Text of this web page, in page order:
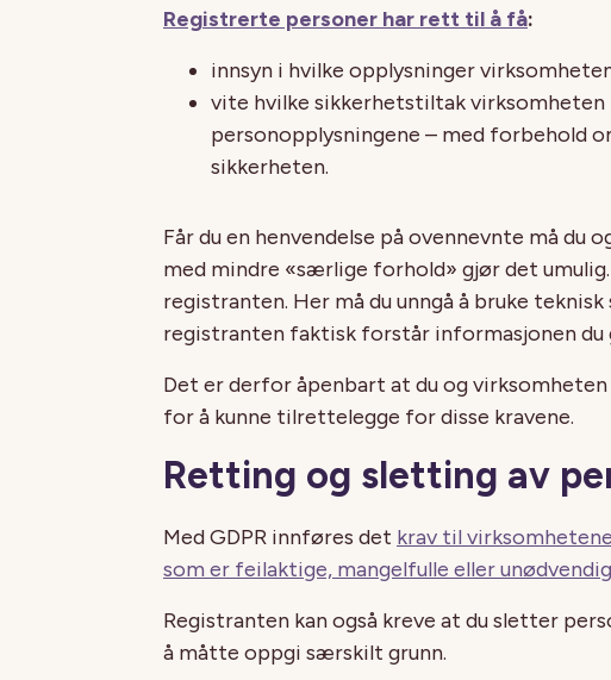
Registrerte personer har rett til å få:
innsyn i hvilke opplysninger
vite hvilke sikkerhetstiltak virksomheten
personopplysningene – med forbehold
sikkerheten.
Får du en henvendelse på ovennevnte må du
med mindre «særlige forhold» gjør det
registranten. Her må du unngå å bruke
registranten faktisk forstår informasjonen du
Det er derfor åpenbart at du og virksomheten
for å kunne tilrettelegge for disse kravene.
Retting og sletting av
Med GDPR innføres det krav til
som er feilaktige, mangelfulle eller
Registranten kan også kreve at du sletter
å måtte oppgi særskilt grunn.